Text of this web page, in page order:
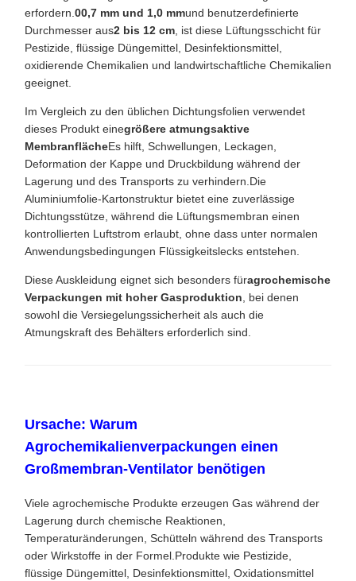
erfordern.00,7 mm und 1,0 mmund benutzerdefinierte
Durchmesser aus2 bis 12 cm, ist diese Lüftungsschicht für
Pestizide, flüssige Düngemittel, Desinfektionsmittel,
oxidierende Chemikalien und landwirtschaftliche Chemikalien
geeignet.
Im Vergleich zu den üblichen Dichtungsfolien verwendet
dieses Produkt einegrößere atmungsaktive
MembranflächeEs hilft, Schwellungen, Leckagen,
Deformation der Kappe und Druckbildung während der
Lagerung und des Transports zu verhindern.Die
Aluminiumfolie-Kartonstruktur bietet eine zuverlässige
Dichtungsstütze, während die Lüftungsmembran einen
kontrollierten Luftstrom erlaubt, ohne dass unter normalen
Anwendungsbedingungen Flüssigkeitslecks entstehen.
Diese Auskleidung eignet sich besonders füragrochemische
Verpackungen mit hoher Gasproduktion, bei denen
sowohl die Versiegelungssicherheit als auch die
Atmungskraft des Behälters erforderlich sind.
Ursache: Warum
Agrochemikalienverpackungen einen
Großmembran-Ventilator benötigen
Viele agrochemische Produkte erzeugen Gas während der
Lagerung durch chemische Reaktionen,
Temperaturänderungen, Schütteln während des Transports
oder Wirkstoffe in der Formel.Produkte wie Pestizide,
flüssige Düngemittel, Desinfektionsmittel, Oxidationsmittel